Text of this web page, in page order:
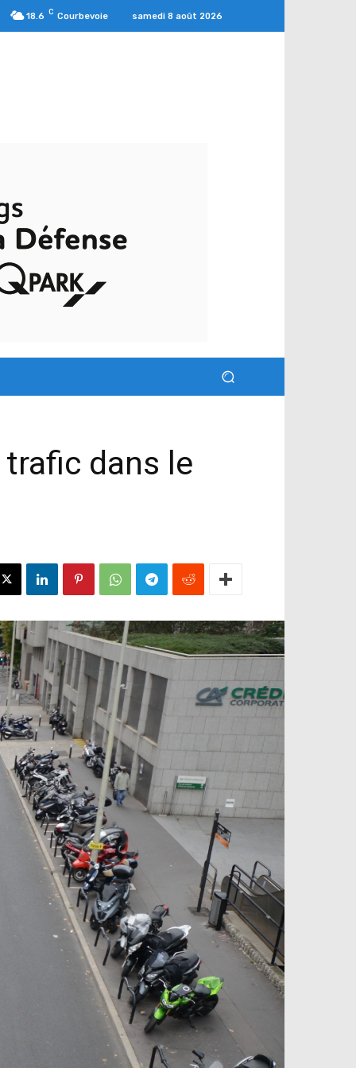
18.6 C Courbevoie samedi 8 août 2026
trafic dans le